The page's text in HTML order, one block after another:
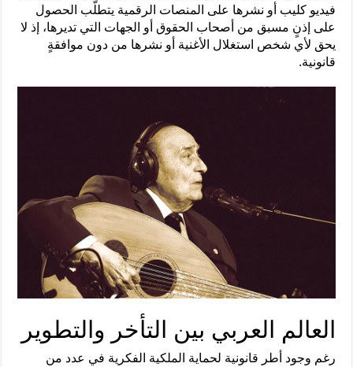
فيديو كليب أو نشرها على المنصات الرقمية يتطلّب الحصول
على إذنٍ مسبق من أصحاب الحقوق أو الجهات التي تديرها، إذ لا
يحق لأي شخص استغلال الأغنية أو نشرها من دون موافقةٍ
قانونية.
العالم العربي بين التأخر والتطوير
رغم وجود أطر قانونية لحماية الملكية الفكرية في عدد من